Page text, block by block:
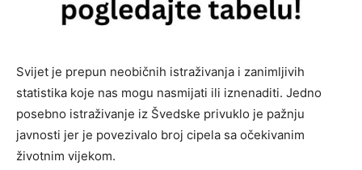
Svijet je prepun neobičnih istraživanja i zanimljivih
statistika koje nas mogu nasmijati ili iznenaditi. Jedno
posebno istraživanje iz Švedske privuklo je pažnju
javnosti jer je povezivalo broj cipela sa očekivanim
životnim vijekom.